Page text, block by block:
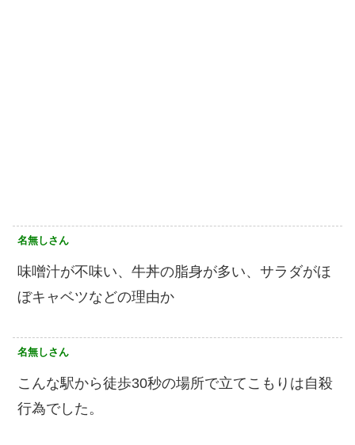
名無しさん
味噌汁が不味い、牛丼の脂身が多い、サラダがほ
ぼキャベツなどの理由か
名無しさん
こんな駅から徒歩30秒の場所で立てこもりは自殺
行為でした。